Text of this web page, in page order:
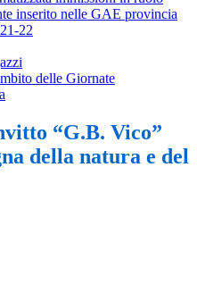
inserito nelle GAE provincia
22
delle Giornate
“G.B. Vico”
della natura e del